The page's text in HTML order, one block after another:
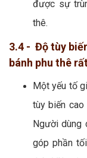
được sự
thê.
3.4 - Độ tùy
bánh phu thê
Một yếu tố
tùy biến cao
Người dùng
góp phần